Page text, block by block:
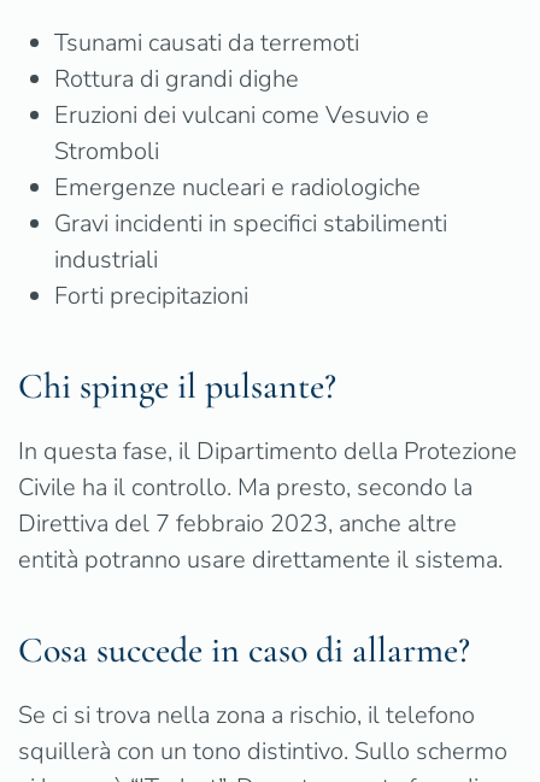
Tsunami causati da terremoti
Rottura di grandi dighe
Eruzioni dei vulcani come Vesuvio e
Stromboli
Emergenze nucleari e radiologiche
Gravi incidenti in specifici stabilimenti
industriali
Forti precipitazioni
Chi spinge il pulsante?
In questa fase, il Dipartimento della Protezione
Civile ha il controllo. Ma presto, secondo la
Direttiva del 7 febbraio 2023, anche altre
entità potranno usare direttamente il sistema.
Cosa succede in caso di allarme?
Se ci si trova nella zona a rischio, il telefono
squillerà con un tono distintivo. Sullo schermo